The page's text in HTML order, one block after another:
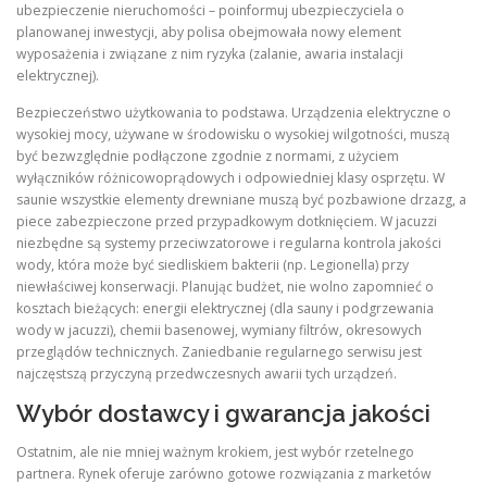
ubezpieczenie nieruchomości – poinformuj ubezpieczyciela o
planowanej inwestycji, aby polisa obejmowała nowy element
wyposażenia i związane z nim ryzyka (zalanie, awaria instalacji
elektrycznej).
Bezpieczeństwo użytkowania to podstawa. Urządzenia elektryczne o
wysokiej mocy, używane w środowisku o wysokiej wilgotności, muszą
być bezwzględnie podłączone zgodnie z normami, z użyciem
wyłączników różnicowoprądowych i odpowiedniej klasy osprzętu. W
saunie wszystkie elementy drewniane muszą być pozbawione drzazg, a
piece zabezpieczone przed przypadkowym dotknięciem. W jacuzzi
niezbędne są systemy przeciwzatorowe i regularna kontrola jakości
wody, która może być siedliskiem bakterii (np. Legionella) przy
niewłaściwej konserwacji. Planując budżet, nie wolno zapomnieć o
kosztach bieżących: energii elektrycznej (dla sauny i podgrzewania
wody w jacuzzi), chemii basenowej, wymiany filtrów, okresowych
przeglądów technicznych. Zaniedbanie regularnego serwisu jest
najczęstszą przyczyną przedwczesnych awarii tych urządzeń.
Wybór dostawcy i gwarancja jakości
Ostatnim, ale nie mniej ważnym krokiem, jest wybór rzetelnego
partnera. Rynek oferuje zarówno gotowe rozwiązania z marketów